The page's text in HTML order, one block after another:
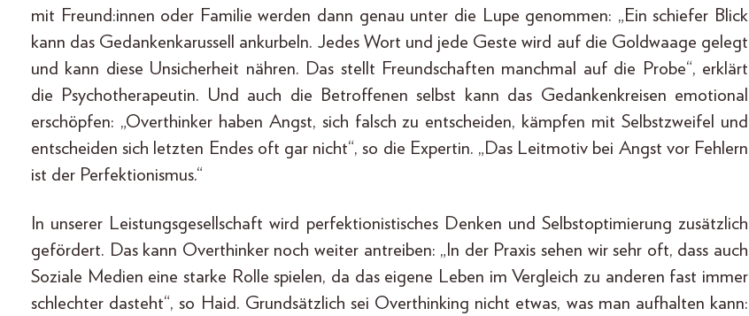
mit Freund:innen oder Familie werden dann genau unter die Lupe genommen: „Ein schiefer Blick
kann das Gedankenkarussell ankurbeln. Jedes Wort und jede Geste wird auf die Goldwaage gelegt
und kann diese Unsicherheit nähren. Das stellt Freundschaften manchmal auf die Probe“, erklärt
die Psychotherapeutin. Und auch die Betroffenen selbst kann das Gedankenkreisen emotional
erschöpfen: „Overthinker haben Angst, sich falsch zu entscheiden, kämpfen mit Selbstzweifel und
entscheiden sich letzten Endes oft gar nicht“, so die Expertin. „Das Leitmotiv bei Angst vor Fehlern
ist der Perfektionismus.“
In unserer Leistungsgesellschaft wird perfektionistisches Denken und Selbstoptimierung zusätzlich
gefördert. Das kann Overthinker noch weiter antreiben: „In der Praxis sehen wir sehr oft, dass auch
Soziale Medien eine starke Rolle spielen, da das eigene Leben im Vergleich zu anderen fast immer
schlechter dasteht“, so Haid. Grundsätzlich sei Overthinking nicht etwas, was man aufhalten kann: